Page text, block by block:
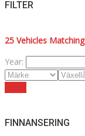
FILTER
25 Vehicles Matching
Year:
FINNANSERING